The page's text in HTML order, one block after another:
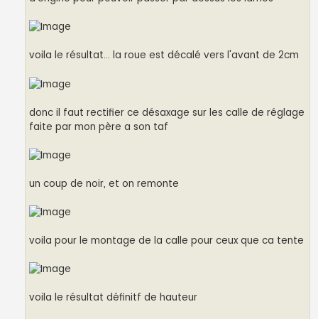
voila le résultat... la roue est décalé vers l'avant de 2cm
donc il faut rectifier ce désaxage sur les calle de réglage
faite par mon père a son taf
un coup de noir, et on remonte
voila pour le montage de la calle pour ceux que ca tente
voila le résultat définitf de hauteur